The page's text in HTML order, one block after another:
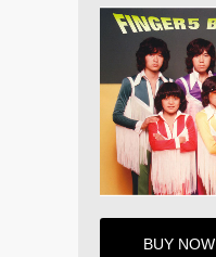
BUY NOW